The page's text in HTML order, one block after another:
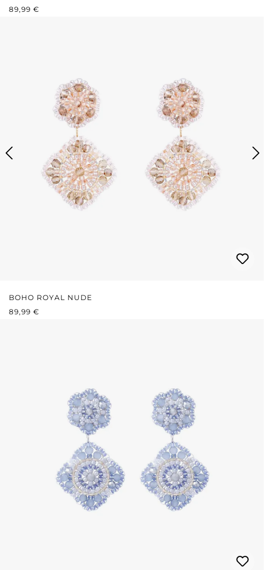
REGULÄRER PREIS:
89,99 €
BOHO ROYAL NUDE
REGULÄRER PREIS:
89,99 €